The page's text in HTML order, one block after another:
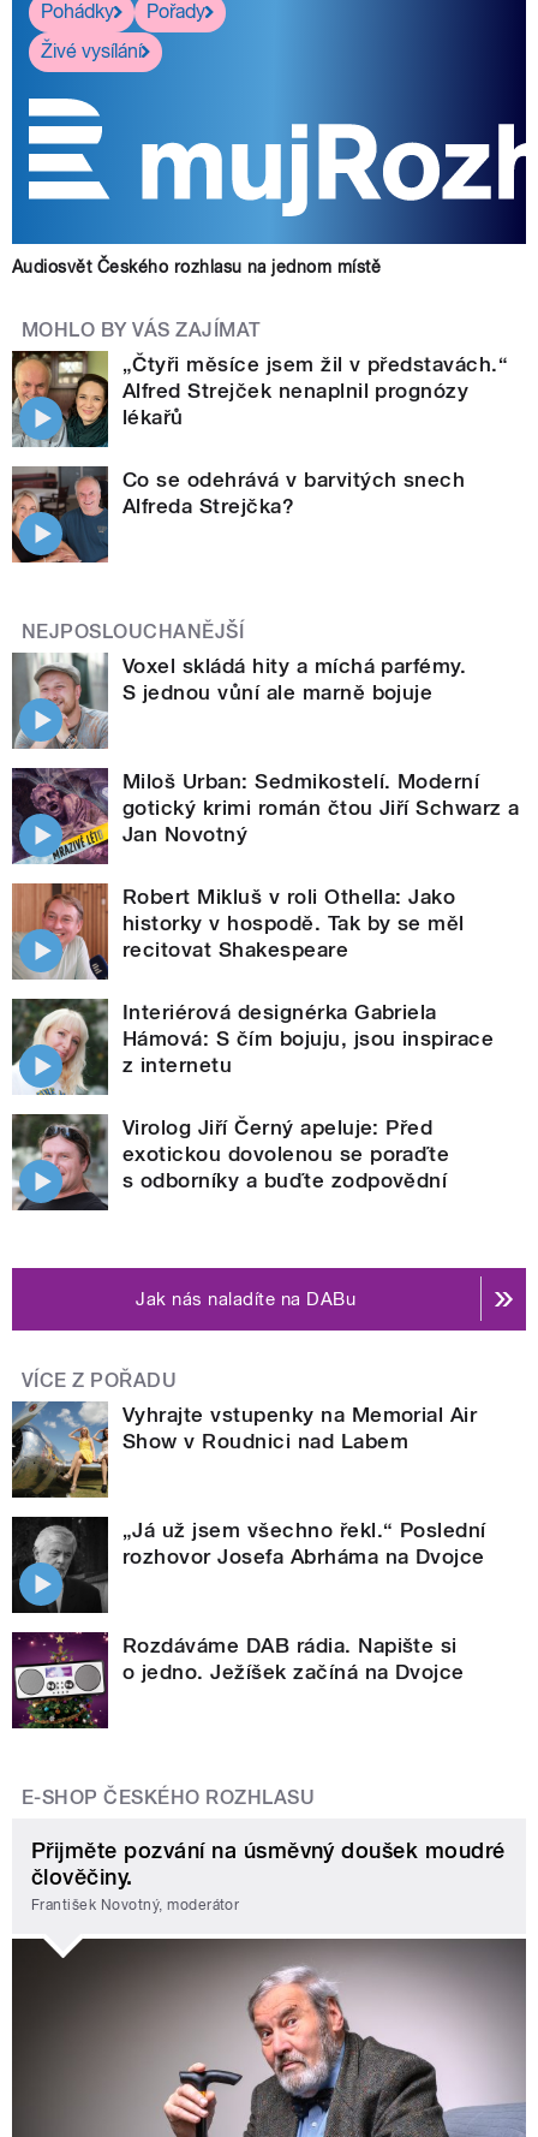
Pohádky
Pořady
Živé vysílání
Audiosvět Českého rozhlasu na jednom místě
MOHLO BY VÁS ZAJÍMAT
„Čtyři měsíce jsem žil v představách.“
Alfred Strejček nenaplnil prognózy
lékařů
Co se odehrává v barvitých snech
Alfreda Strejčka?
NEJPOSLOUCHANĚJŠÍ
Voxel skládá hity a míchá parfémy.
S jednou vůní ale marně bojuje
Miloš Urban: Sedmikostelí. Moderní
gotický krimi román čtou Jiří Schwarz a
Jan Novotný
Robert Mikluš v roli Othella: Jako
historky v hospodě. Tak by se měl
recitovat Shakespeare
Interiérová designérka Gabriela
Hámová: S čím bojuju, jsou inspirace
z internetu
Virolog Jiří Černý apeluje: Před
exotickou dovolenou se poraďte
s odborníky a buďte zodpovědní
Jak nás naladíte na DABu
VÍCE Z POŘADU
Vyhrajte vstupenky na Memorial Air
Show v Roudnici nad Labem
„Já už jsem všechno řekl.“ Poslední
rozhovor Josefa Abrháma na Dvojce
Rozdáváme DAB rádia. Napište si
o jedno. Ježíšek začíná na Dvojce
E-SHOP ČESKÉHO ROZHLASU
Přijměte pozvání na úsměvný doušek moudré
člověčiny.
František Novotný, moderátor